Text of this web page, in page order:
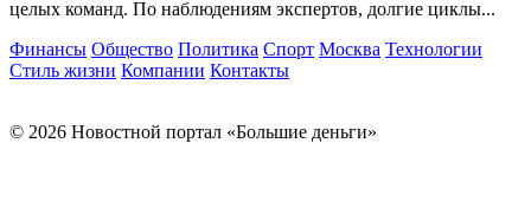
целых команд. По наблюдениям экспертов, долгие циклы...
Финансы Общество Политика Спорт Москва Технологии
Стиль жизни Компании Контакты
© 2026 Новостной портал «Большие деньги»